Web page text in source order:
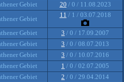
Gebiet 20 / 0 / 11.08.2023
Gebiet
11 / 1 / 03.07.2018
Gebiet 3 / 0 / 17.09.2007
Gebiet 3 / 0 / 08.07.2013
Gebiet 3 / 0 / 10.07.2016
Gebiet 1 / 0 / 02.07.2005
Gebiet 2 / 0 / 29.04.2014